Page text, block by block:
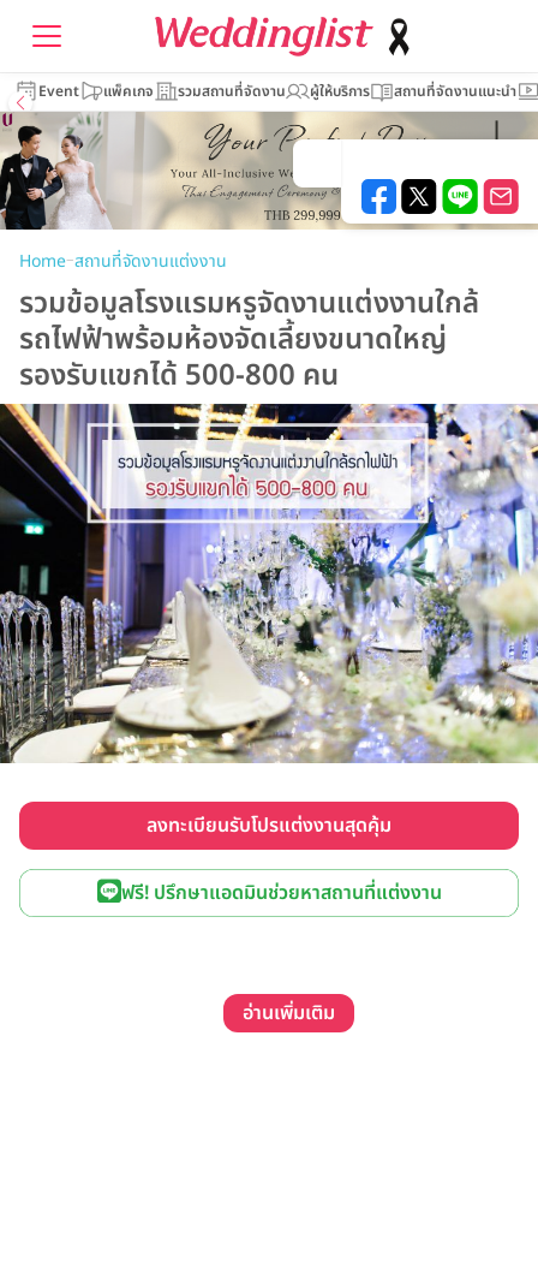
Event แพ็คเกจ รวมสถานที่จัดงาน ผู้ให้บริการ สถานที่จัดงานแนะนำ
Home–สถานที่จัดงานแต่งงาน
รวมข้อมูลโรงแรมหรูจัดงานแต่งงานใกล้
รถไฟฟ้าพร้อมห้องจัดเลี้ยงขนาดใหญ่
รองรับแขกได้ 500-800 คน
ลงทะเบียนรับโปรแต่งงานสุดคุ้ม
ฟรี! ปรึกษาแอดมินช่วยหาสถานที่แต่งงาน
อ่านเพิ่มเติม